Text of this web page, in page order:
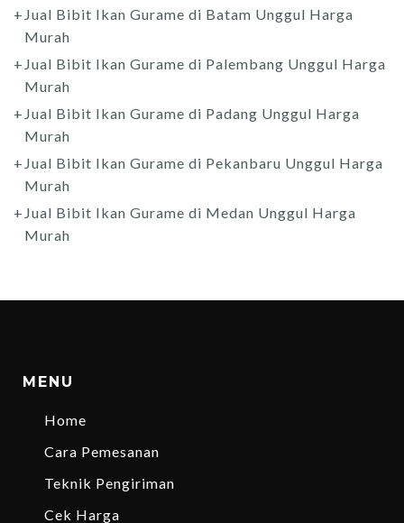
Jual Bibit Ikan Gurame di Batam Unggul Harga
Murah
Jual Bibit Ikan Gurame di Palembang Unggul Harga
Murah
Jual Bibit Ikan Gurame di Padang Unggul Harga
Murah
Jual Bibit Ikan Gurame di Pekanbaru Unggul Harga
Murah
Jual Bibit Ikan Gurame di Medan Unggul Harga
Murah
MENU
Home
Cara Pemesanan
Teknik Pengiriman
Cek Harga